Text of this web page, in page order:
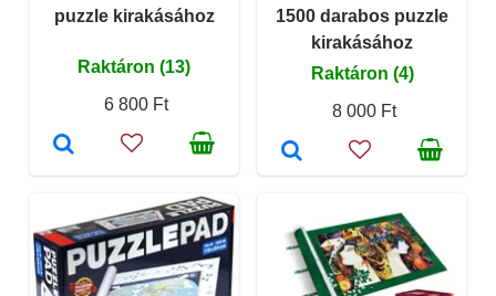
puzzle kirakásához
Raktáron (13)
6 800 Ft
1500 darabos puzzle
kirakásához
Raktáron (4)
8 000 Ft